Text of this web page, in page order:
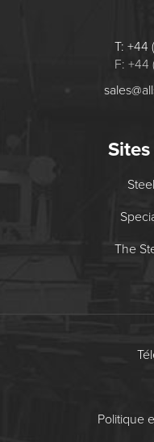
T: +44
F: +44
The
Politique